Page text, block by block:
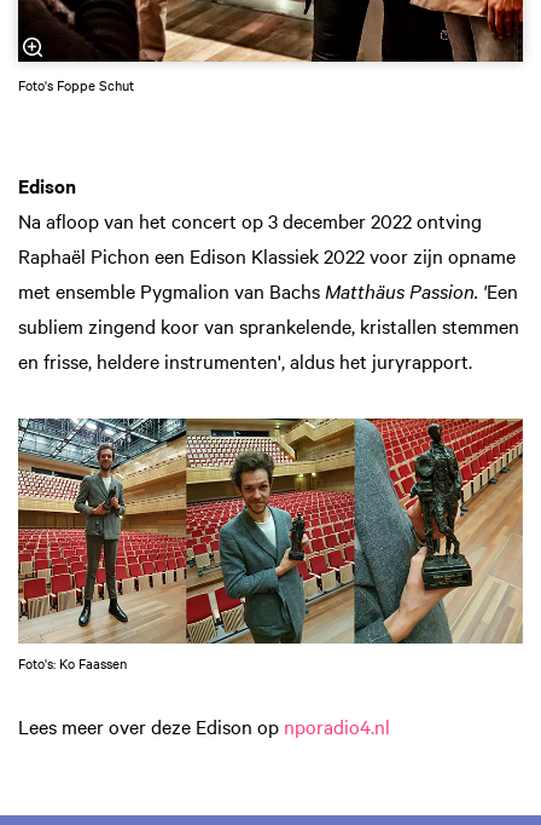
Foto's Foppe Schut
Edison
Na afloop van het concert op 3 december 2022 ontving
Raphaël Pichon een Edison Klassiek 2022 voor zijn opname
met ensemble Pygmalion van Bachs Matthäus Passion. 'Een
subliem zingend koor van sprankelende, kristallen stemmen
en frisse, heldere instrumenten', aldus het juryrapport.
Foto's: Ko Faassen
Lees meer over deze Edison op nporadio4.nl